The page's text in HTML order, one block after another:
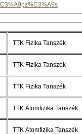
TTK Fizika Tanszék
TTK Fizika Tanszék
TTK Fizika Tanszék
TTK Atomfizika Tanszék
TTK Atomfizika Tanszék